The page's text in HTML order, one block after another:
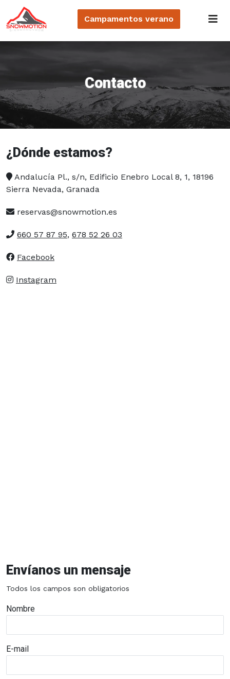
Campamentos verano
Contacto
¿Dónde estamos?
Andalucía Pl., s/n, Edificio Enebro Local 8, 1, 18196
Sierra Nevada, Granada
reservas@snowmotion.es
660 57 87 95, 678 52 26 03
Facebook
Instagram
Envíanos un mensaje
Todos los campos son obligatorios
Nombre
E-mail